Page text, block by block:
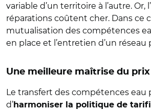
variable d’un territoire à l’autre. Or,
réparations coûtent cher. Dans ce
mutualisation des compétences
en place et l’entretien d’un
Une meilleure maîtrise du prix
Le transfert des compétences eau
d’harmoniser la politique de